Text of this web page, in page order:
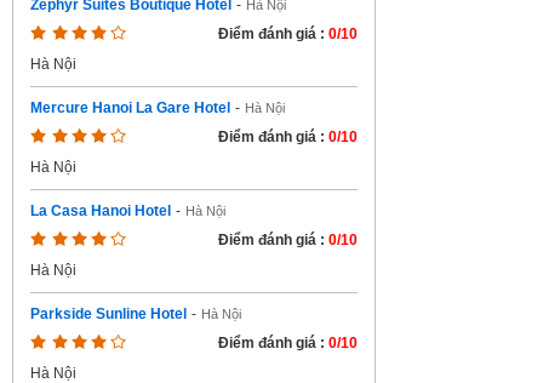
Zephyr Suites Boutique Hotel - Hà Nội
Điểm đánh giá : 0/10
Hà Nội
Mercure Hanoi La Gare Hotel - Hà Nội
Điểm đánh giá : 0/10
Hà Nội
La Casa Hanoi Hotel - Hà Nội
Điểm đánh giá : 0/10
Hà Nội
Parkside Sunline Hotel - Hà Nội
Điểm đánh giá : 0/10
Hà Nội